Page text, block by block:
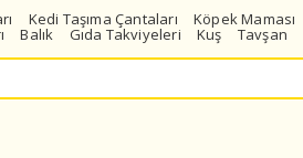
Kedi Taşıma Çantaları Köpek Maması
Balık Gıda Takviyeleri Kuş Tavşan